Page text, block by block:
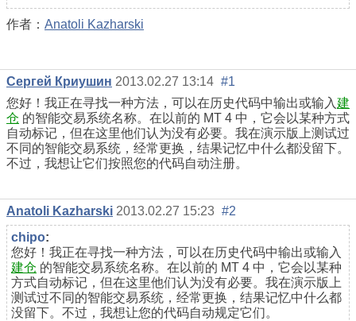
作者： Anatoli Kazharski
Сергей Криушин 2013.02.27 13:14 #1
您好！我正在寻找一种方法，可以在历史代码中输出或输入建
仓 的智能交易系统名称。在以前的 MT 4 中，它会以某种方式
自动标记，但在这里他们认为没有必要。我在演示版上测试过
不同的智能交易系统，经常更换，结果记忆中什么都没留下。
不过，我想让它们按照您的代码自动注册。
Anatoli Kazharski 2013.02.27 15:23 #2
chipo:
您好！我正在寻找一种方法，可以在历史代码中输出或输入
建仓 的智能交易系统名称。在以前的 MT 4 中，它会以某种
方式自动标记，但在这里他们认为没有必要。我在演示版上
测试过不同的智能交易系统，经常更换，结果记忆中什么都
没留下。不过，我想让您的代码自动规定它们。